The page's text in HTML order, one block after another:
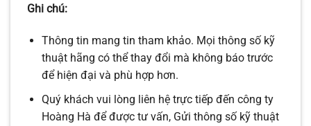
Ghi chú:
Thông tin mang tin tham khảo. Mọi thông số kỹ
thuật hãng có thể thay đổi mà không báo trước
để hiện đại và phù hợp hơn.
Quý khách vui lòng liên hệ trực tiếp đến công ty
Hoàng Hà để được tư vấn, Gửi thông số kỹ thuật